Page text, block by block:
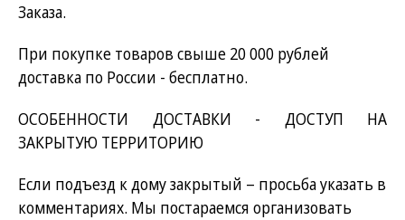
Заказа.
При покупке товаров свыше 20 000 рублей
доставка по России - бесплатно.
ОСОБЕННОСТИ ДОСТАВКИ - ДОСТУП НА
ЗАКРЫТУЮ ТЕРРИТОРИЮ
Если подъезд к дому закрытый – просьба указать в
комментариях. Мы постараемся организовать